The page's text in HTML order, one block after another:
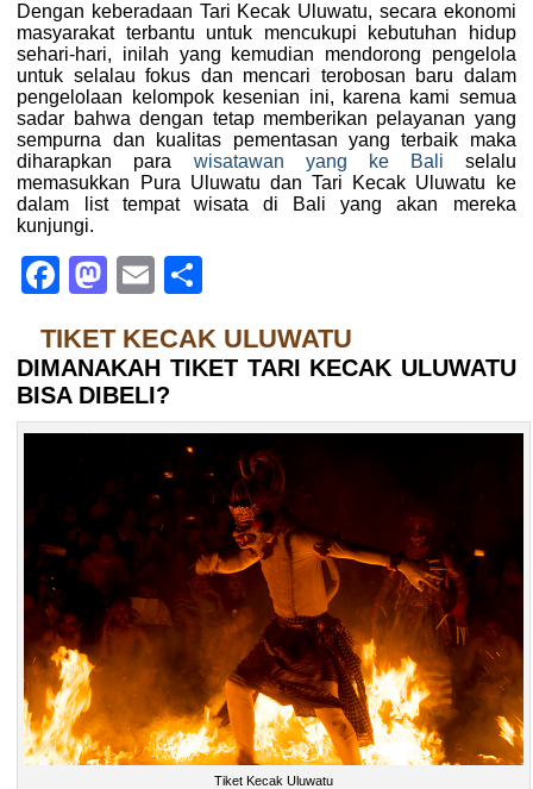
Dengan keberadaan Tari Kecak Uluwatu, secara ekonomi
masyarakat terbantu untuk mencukupi kebutuhan hidup
sehari-hari, inilah yang kemudian mendorong pengelola
untuk selalau fokus dan mencari terobosan baru dalam
pengelolaan kelompok kesenian ini, karena kami semua
sadar bahwa dengan tetap memberikan pelayanan yang
sempurna dan kualitas pementasan yang terbaik maka
diharapkan para wisatawan yang ke Bali selalu
memasukkan Pura Uluwatu dan Tari Kecak Uluwatu ke
dalam list tempat wisata di Bali yang akan mereka
kunjungi.
Facebook
Mastodon
Email
TIKET KECAK ULUWATU
DIMANAKAH TIKET TARI KECAK ULUWATU
BISA DIBELI?
Tiket Kecak Uluwatu